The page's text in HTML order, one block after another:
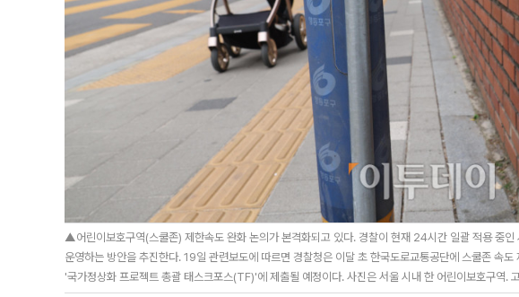
▲어린이보호구역(스쿨존) 제한속도 완화 논의가 본격화되고 있다. 경찰이 현재 24시간 일괄 적용 중
운영하는 방안을 추진한다. 19일 관련보도에 따르면 경찰청은 이달 초 한국도로교통공단에 스쿨존 속
'국가정상화 프로젝트 총괄 태스크포스(TF)'에 제출될 예정이다. 사진은 서울 시내 한 어린이보호구역